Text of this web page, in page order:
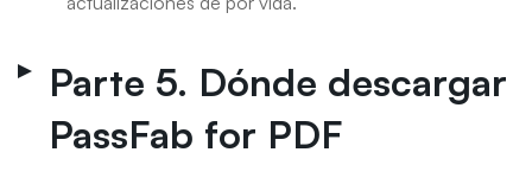
Parte 5. Dónde descargar
PassFab for PDF